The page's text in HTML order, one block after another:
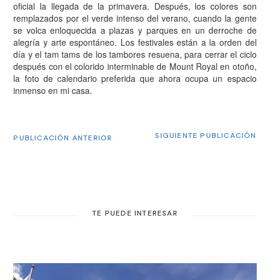
oficial la llegada de la primavera. Después, los colores son
remplazados por el verde intenso del verano, cuando la gente
se volca enloquecida a plazas y parques en un derroche de
alegría y arte espontáneo. Los festivales están a la orden del
día y el tam tams de los tambores resuena, para cerrar el ciclo
después con el colorido interminable de Mount Royal en otoño,
la foto de calendario preferida que ahora ocupa un espacio
inmenso en mi casa.
PUBLICACIÓN ANTERIOR SIGUIENTE PUBLICACIÓN
TE PUEDE INTERESAR